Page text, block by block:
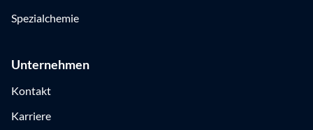
Spezialchemie
Unternehmen
Kontakt
Karriere